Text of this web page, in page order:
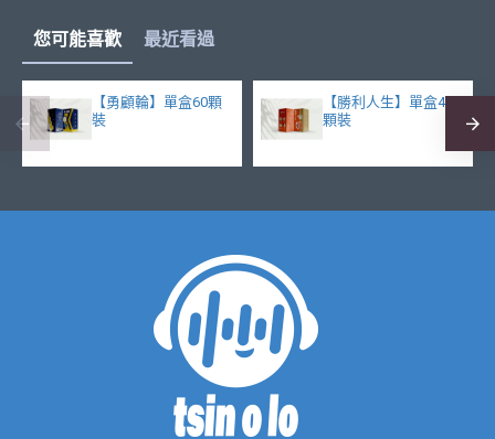
您可能喜歡 最近看過
【勇顧輪】單盒60顆
裝
【勝利人生】單盒40
顆裝